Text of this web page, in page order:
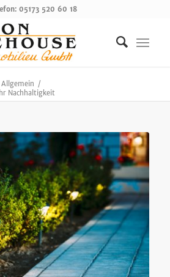
05173 520 60 18
Allgemein /
Nachhaltigkeit